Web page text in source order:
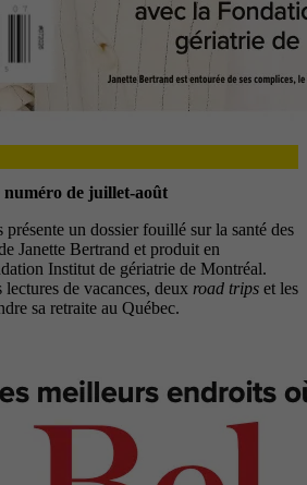
de juillet-août
un dossier fouillé sur la santé des
Janette Bertrand et produit en
Institut de gériatrie de Montréal.
de vacances, deux road trips et les
sa retraite au Québec.